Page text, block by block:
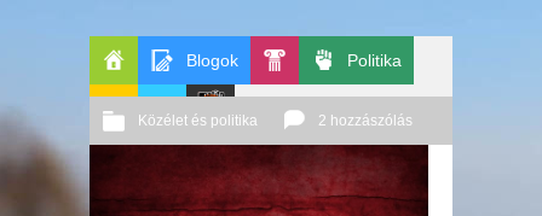
Főoldal
Blogok
Pop-
Politika
Patito
Közélet és politika 2 hozzászólás
2014 01. 12. Őri András